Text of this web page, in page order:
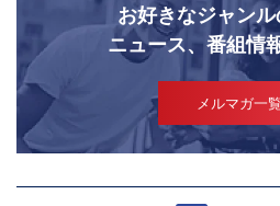
お好きなジャン
ニュース、番組情
メルマガ一